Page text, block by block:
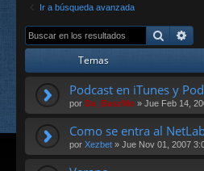
pi
do
s
Ir a búsqueda avanzada
Buscar
Temas
Podcast en iTunes y
por Da_BaszMo » Jue Feb 14,
Como se entra al
por Xezbet » Jue Nov 01, 2007